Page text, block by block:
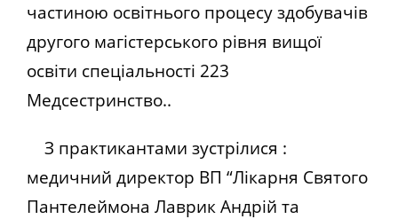
частиною освітнього процесу здобувачів
другого магістерського рівня вищої
освіти спеціальності 223
Медсестринство..
З практикантами зустрілися :
медичний директор ВП “Лікарня Святого
Пантелеймона Лаврик Андрій та